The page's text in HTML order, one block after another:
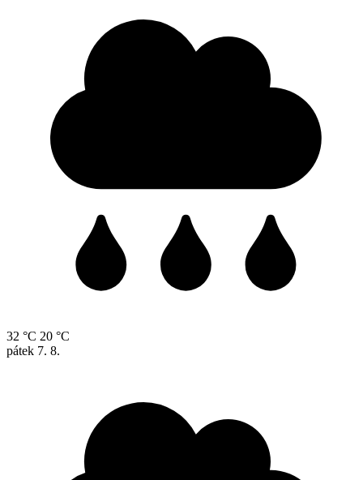
32 °C 20 °C
pátek 7. 8.